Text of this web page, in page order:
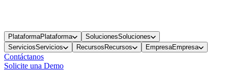
PlataformaPlataforma SolucionesSoluciones
ServiciosServicios Recursos Recursos EmpresaEmpresa
Contáctanos
Solicite una Demo